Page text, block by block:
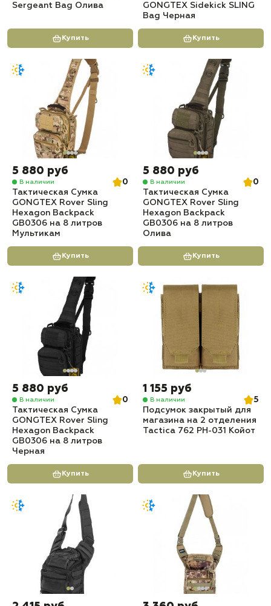
Sergeant Bag Олива
Купить
GONGTEX Sidekick SLING
Bag Черная
Купить
5 880 руб
В наличии
0
Тактическая Сумка
GONGTEX Rover Sling
Hexagon Backpack
GB0306 на 8 литров
Мультикам
Купить
5 880 руб
В наличии
0
Тактическая Сумка
GONGTEX Rover Sling
Hexagon Backpack
GB0306 на 8 литров
Олива
Купить
5 880 руб
В наличии
0
Тактическая Сумка
GONGTEX Rover Sling
Hexagon Backpack
GB0306 на 8 литров
Черная
Купить
1 155 руб
В наличии
5
Подсумок закрытый для
магазина на 2 отделения
Tactica 762 PH-031 Койот
Купить